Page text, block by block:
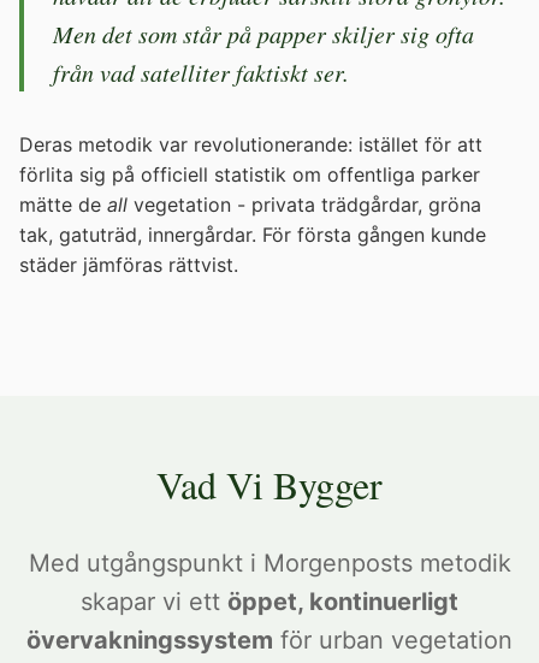
Men det som står på papper skiljer sig ofta
från vad satelliter faktiskt ser.
Deras metodik var revolutionerande: istället för att
förlita sig på officiell statistik om offentliga parker
mätte de all vegetation - privata trädgårdar, gröna
tak, gatuträd, innergårdar. För första gången kunde
städer jämföras rättvist.
Vad Vi Bygger
Med utgångspunkt i Morgenposts metodik
skapar vi ett öppet, kontinuerligt
övervakningssystem för urban vegetation